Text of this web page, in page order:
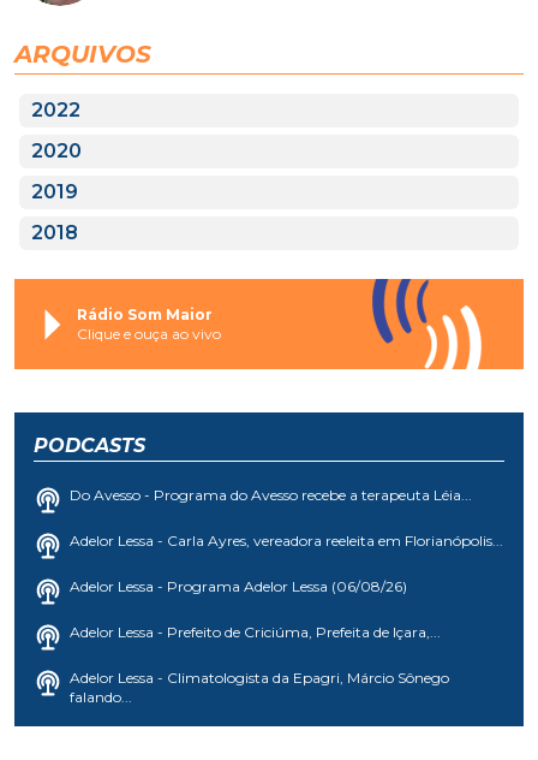
ARQUIVOS
2022
2020
2019
2018
Rádio Som Maior
Clique e ouça ao vivo
PODCASTS
Do Avesso - Programa do Avesso recebe a terapeuta Léia...
Adelor Lessa - Carla Ayres, vereadora reeleita em Florianópolis...
Adelor Lessa - Programa Adelor Lessa (06/08/26)
Adelor Lessa - Prefeito de Criciúma, Prefeita de Içara,...
Adelor Lessa - Climatologista da Epagri, Márcio Sônego
falando...